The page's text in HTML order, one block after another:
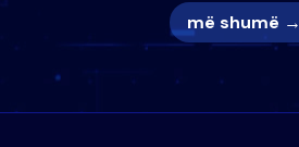
më shumë →